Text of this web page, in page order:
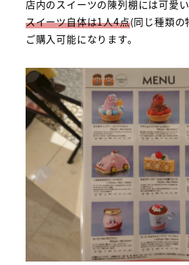
店内のスイーツの陳列棚には可愛
スイーツ自体は1人4点(同じ種類の
ご購入可能になります。